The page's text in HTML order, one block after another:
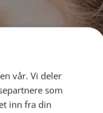
medlem
Mann
vår. Vi deler
som
inn fra din